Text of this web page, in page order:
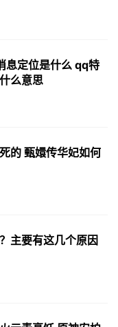
息定位是什么 qq特
么意思
的 甄嬛传华妃如何
主要有这几个原因